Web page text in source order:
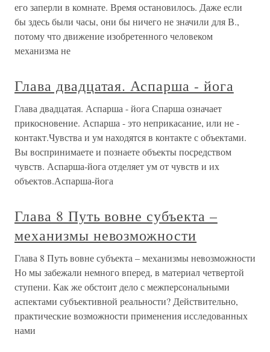
его заперли в комнате. Время остановилось. Даже если
бы здесь были часы, они бы ничего не значили для В.,
потому что движение изобретенного человеком
механизма не
Глава двадцатая. Аспарша - йога
Глава двадцатая. Аспарша - йога Спарша означает
прикосновение. Аспарша - это неприкасание, или не -
контакт.Чувства и ум находятся в контакте с объектами.
Вы воспринимаете и познаете объекты посредством
чувств. Аспарша-йога отделяет ум от чувств и их
объектов.Аспарша-йога
Глава 8 Путь вовне субъекта –
механизмы невозможности
Глава 8 Путь вовне субъекта – механизмы невозможности
Но мы забежали немного вперед, в материал четвертой
ступени. Как же обстоит дело с межперсональными
аспектами субъективной реальности? Действительно,
практические возможности применения исследованных
нами